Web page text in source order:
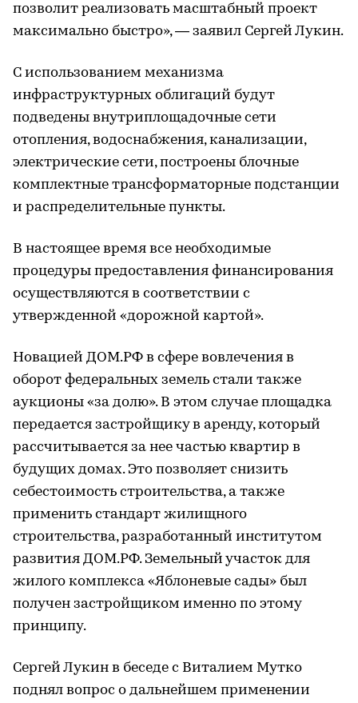
позволит реализовать масштабный проект
максимально быстро», — заявил Сергей Лукин.
С использованием механизма
инфраструктурных облигаций будут
подведены внутриплощадочные сети
отопления, водоснабжения, канализации,
электрические сети, построены блочные
комплектные трансформаторные подстанции
и распределительные пункты.
В настоящее время все необходимые
процедуры предоставления финансирования
осуществляются в соответствии с
утвержденной «дорожной картой».
Новацией ДОМ.РФ в сфере вовлечения в
оборот федеральных земель стали также
аукционы «за долю». В этом случае площадка
передается застройщику в аренду, который
рассчитывается за нее частью квартир в
будущих домах. Это позволяет снизить
себестоимость строительства, а также
применить стандарт жилищного
строительства, разработанный институтом
развития ДОМ.РФ. Земельный участок для
жилого комплекса «Яблоневые сады» был
получен застройщиком именно по этому
принципу.
Сергей Лукин в беседе с Виталием Мутко
поднял вопрос о дальнейшем применении